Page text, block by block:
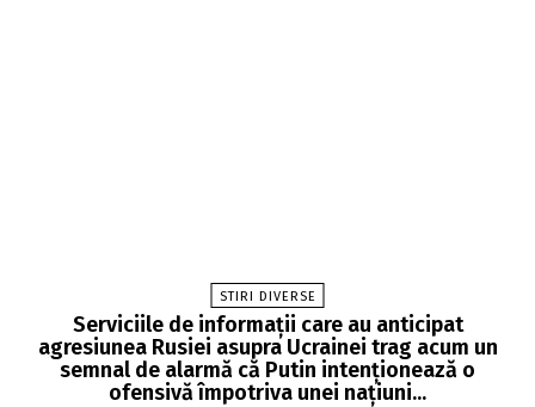
STIRI DIVERSE
Serviciile de informații care au anticipat
agresiunea Rusiei asupra Ucrainei trag acum un
semnal de alarmă că Putin intenționează o
ofensivă împotriva unei națiuni...